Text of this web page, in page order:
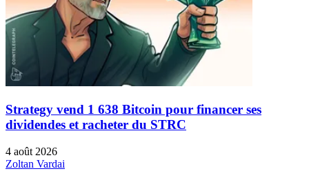
Strategy vend 1 638 Bitcoin pour financer ses
dividendes et racheter du STRC
4 août 2026
Zoltan Vardai